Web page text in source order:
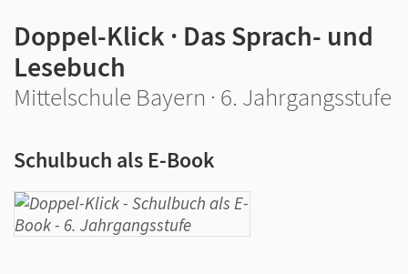
Doppel-Klick · Das Sprach- und
Lesebuch
Mittelschule Bayern · 6. Jahrgangsstufe
Schulbuch als E-Book